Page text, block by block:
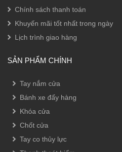
Chính sách thanh toán
Khuyến mãi tốt nhất trong ngày
Lịch trình giao hàng
SẢN PHẨM CHÍNH
Tay nắm cửa
Bánh xe đẩy hàng
Khóa cửa
Chốt cửa
Tay co thủy lực